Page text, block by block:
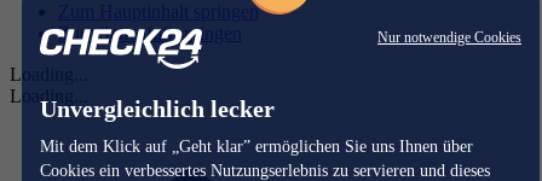
Nur notwendige Cookies
Unvergleichlich lecker
Mit dem Klick auf „Geht klar” ermöglichen Sie uns Ihnen über
Cookies ein verbessertes Nutzungserlebnis zu servieren und dieses
Zum Hauptinhalt springen
Zum Seitenfuß springen
Loading...
Loading...